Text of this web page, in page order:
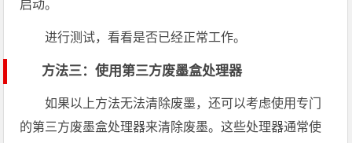
启动。
进行测试，看看是否已经正常工作。
方法三：使用第三方废墨盒处理器
如果以上方法无法清除废墨，还可以考虑使用专门
的第三方废墨盒处理器来清除废墨。这些处理器通常使